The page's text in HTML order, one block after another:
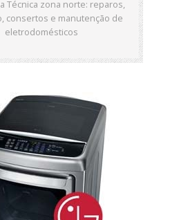
Técnica zona norte: reparos,
consertos e manutenção de
eletrodomésticos